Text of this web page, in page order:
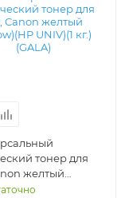
тонер для
желтый
UNIV)(1 кг.)